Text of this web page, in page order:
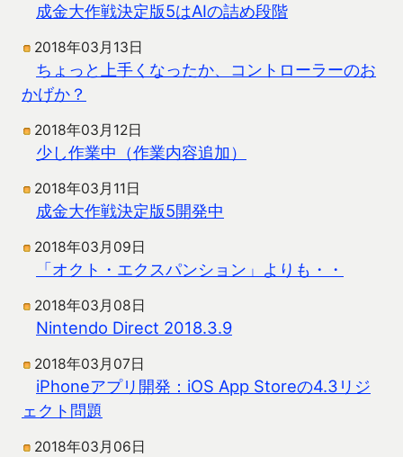
成金大作戦決定版5はAIの詰め段階
2018年03月13日
ちょっと上手くなったか、コントローラーのお
かげか？
2018年03月12日
少し作業中（作業内容追加）
2018年03月11日
成金大作戦決定版5開発中
2018年03月09日
「オクト・エクスパンション」よりも・・
2018年03月08日
Nintendo Direct 2018.3.9
2018年03月07日
iPhoneアプリ開発：iOS App Storeの4.3リジ
ェクト問題
2018年03月06日